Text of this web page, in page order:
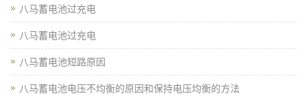
八马蓄电池过充电
八马蓄电池过充电
八马蓄电池短路原因
八马蓄电池电压不均衡的原因和保持电压均衡的方法